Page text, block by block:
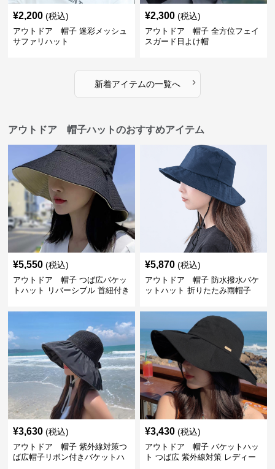
¥2,200 (税込)
アウトドア 帽子 迷彩メッシュ
サファリハット
¥2,300 (税込)
アウトドア 帽子 全方位フェイ
スガード日よけ帽
新着アイテムの一覧へ ›
アウトドア 帽子ハットのおすすめアイテム
¥5,550 (税込)
アウトドア 帽子 つば広バケッ
トハット リバーシブル 首紐付き
¥5,870 (税込)
アウトドア 帽子 防水撥水バケ
ットハット 折りたたみ雨帽子
¥3,630 (税込)
アウトドア 帽子 紫外線対策つ
ば広帽子リボン付きバケットハ
¥3,430 (税込)
アウトドア 帽子 バケットハッ
ト つば広 紫外線対策 レディー